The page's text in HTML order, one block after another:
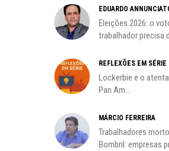
nas eleições de
EDUARDO
Eleições 2026: o
trabalhador precisa
REFLEXÕES EM SÉRIE
Lockerbie e o
Pan Am...
MÁRCIO FERREIRA
Trabalhadores
Bombril: empresas